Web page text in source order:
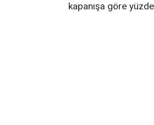
kapanışa göre